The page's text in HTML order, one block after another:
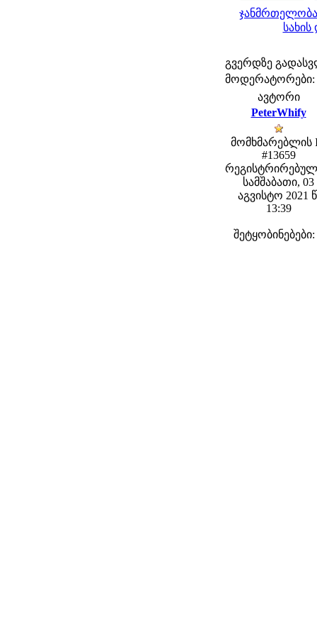
სახის
გვერდზე
მოდერატორები:
ავტორი
PeterWhify
მომხმარებლის
#13659
სამშაბათი, 03
აგვისტო 2021
13:39
შეტყობინებები: